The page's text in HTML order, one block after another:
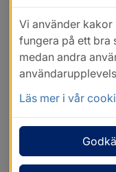
Vi använder
fungera på ett bra
medan andra
Läs mer i vår